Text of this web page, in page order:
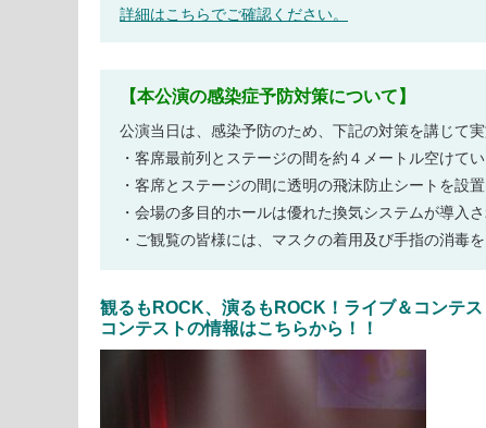
詳細はこちらでご確認ください。
【本公演の感染症予防対策について】
公演当日は、感染予防のため、下記の対策を講じて実
・客席最前列とステージの間を約４メートル空けてい
・客席とステージの間に透明の飛沫防止シートを設置
・会場の多目的ホールは優れた換気システムが導入さ
・ご観覧の皆様には、マスクの着用及び手指の消毒
観るもROCK、演るもROCK！ライブ＆コンテ
コンテストの情報はこちらから！！